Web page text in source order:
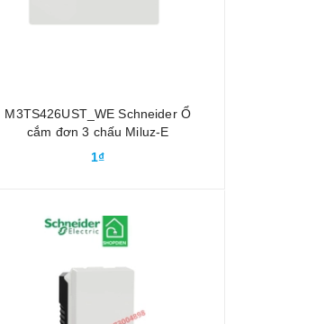
M3TS426UST_WE Schneider Ổ
cắm đơn 3 chấu Miluz-E
1₫